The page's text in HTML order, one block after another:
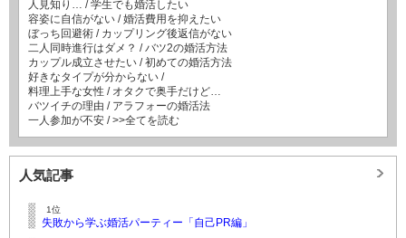
人見知り… /学生でも婚活したい
容姿に自信がない /婚活費用を抑えたい
ぼっち回避術 / カップリング後返信がない
二人同時進行はダメ？ /バツ2の婚活方法
カップル成立させたい /初めての婚活方法
好きなタイプが分からない /
料理上手な女性 / オタクで奥手だけど…
バツイチの理由 / アラフォーの婚活法
一人参加が不安 />>全てを読む
人気記事
1位
失敗から学ぶ婚活パーティー「自己PR編」